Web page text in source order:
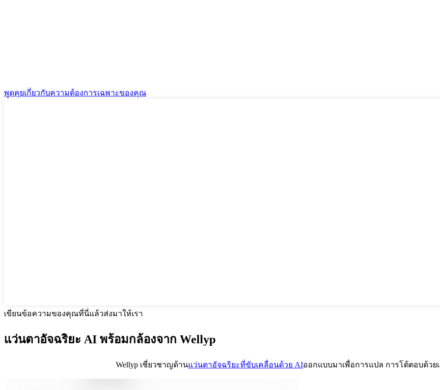
พูดคุยเกี่ยวกับความต้องการเฉพาะของคุณ
เขียนข้อความของคุณที่นี่แล้วส่งมาให้เรา
แว่นตาอัจฉริยะ AI พร้อมกล้องจาก Wellyp
Wellyp เชี่ยวชาญด้านแว่นตาอัจฉริยะที่ขับเคลื่อนด้วย AIออกแบบมาเพื่อการแปล การโต้ตอบด้วย